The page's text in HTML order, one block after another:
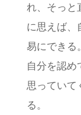
れ、そっと
に思えば、
易にできる
自分を認
思っていて
る。